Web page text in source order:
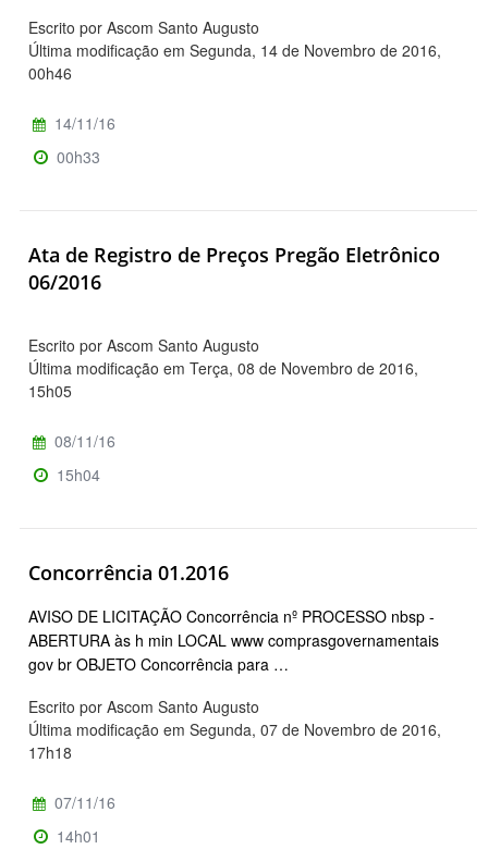
Escrito por Ascom Santo Augusto
Última modificação em Segunda, 14 de Novembro de 2016,
00h46
14/11/16
00h33
Ata de Registro de Preços Pregão Eletrônico
06/2016
Escrito por Ascom Santo Augusto
Última modificação em Terça, 08 de Novembro de 2016,
15h05
08/11/16
15h04
Concorrência 01.2016
AVISO DE LICITAÇÃO Concorrência nº PROCESSO nbsp -
ABERTURA às h min LOCAL www comprasgovernamentais
gov br OBJETO Concorrência para …
Escrito por Ascom Santo Augusto
Última modificação em Segunda, 07 de Novembro de 2016,
17h18
07/11/16
14h01